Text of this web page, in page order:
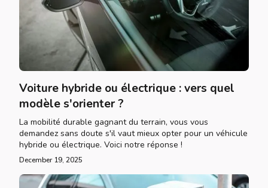
Voiture hybride ou électrique : vers quel
modèle s'orienter ?
La mobilité durable gagnant du terrain, vous vous
demandez sans doute s'il vaut mieux opter pour un véhicule
hybride ou électrique. Voici notre réponse !
December 19, 2025